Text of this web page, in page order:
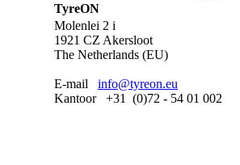
TyreON
Molenlei 2 i
1921 CZ Akersloot
The Netherlands (EU)
E-mail info@tyreon.eu
Kantoor +31 (0)72 - 54 01 002